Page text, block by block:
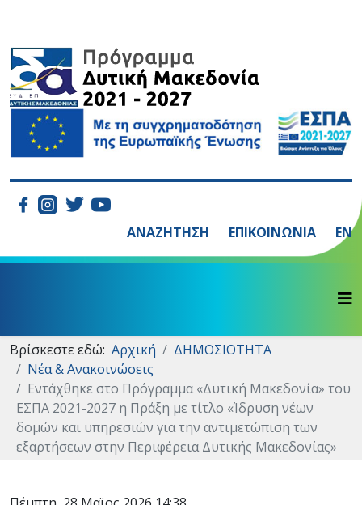
ΑΝΑΖΗΤΗΣΗ ΕΠΙΚΟΙΝΩΝΙΑ EN
Βρίσκεστε εδώ: Αρχική
ΔΗΜΟΣΙΟΤΗΤΑ
Νέα & Ανακοινώσεις
Εντάχθηκε στο Πρόγραμμα «Δυτική Μακεδονία» του
ΕΣΠΑ 2021-2027 η Πράξη με τίτλο «Ίδρυση νέων
δομών και υπηρεσιών για την αντιμετώπιση των
εξαρτήσεων στην Περιφέρεια Δυτικής Μακεδονίας»